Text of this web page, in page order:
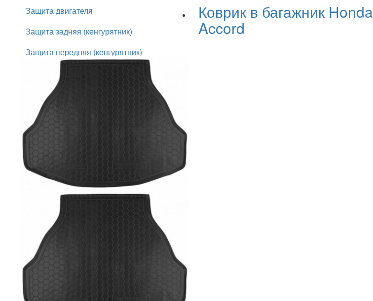
Защита двигателя
Защита задняя (кенгурятник)
Защита передняя (кенгурятник)
Зимняя накладка на решетку
Капот
Кенгурятники
Коврик в багажник
Коврики в салон
Комплект накладок
Комплект обвеса
Крылья
Коврик в багажник Honda
Accord